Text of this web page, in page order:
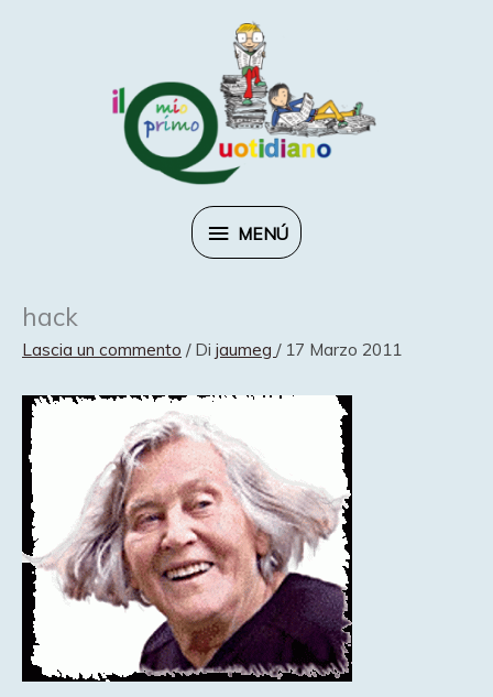
MENÚ
MENÚ
hack
Lascia un commento / Di jaumeg / 17 Marzo 2011